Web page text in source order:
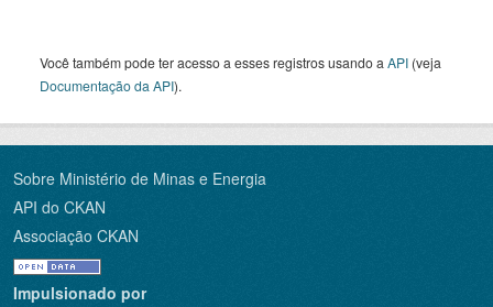
Você também pode ter acesso a esses registros usando a API (veja
Documentação da API).
Sobre Ministério de Minas e Energia
API do CKAN
Associação CKAN
Impulsionado por